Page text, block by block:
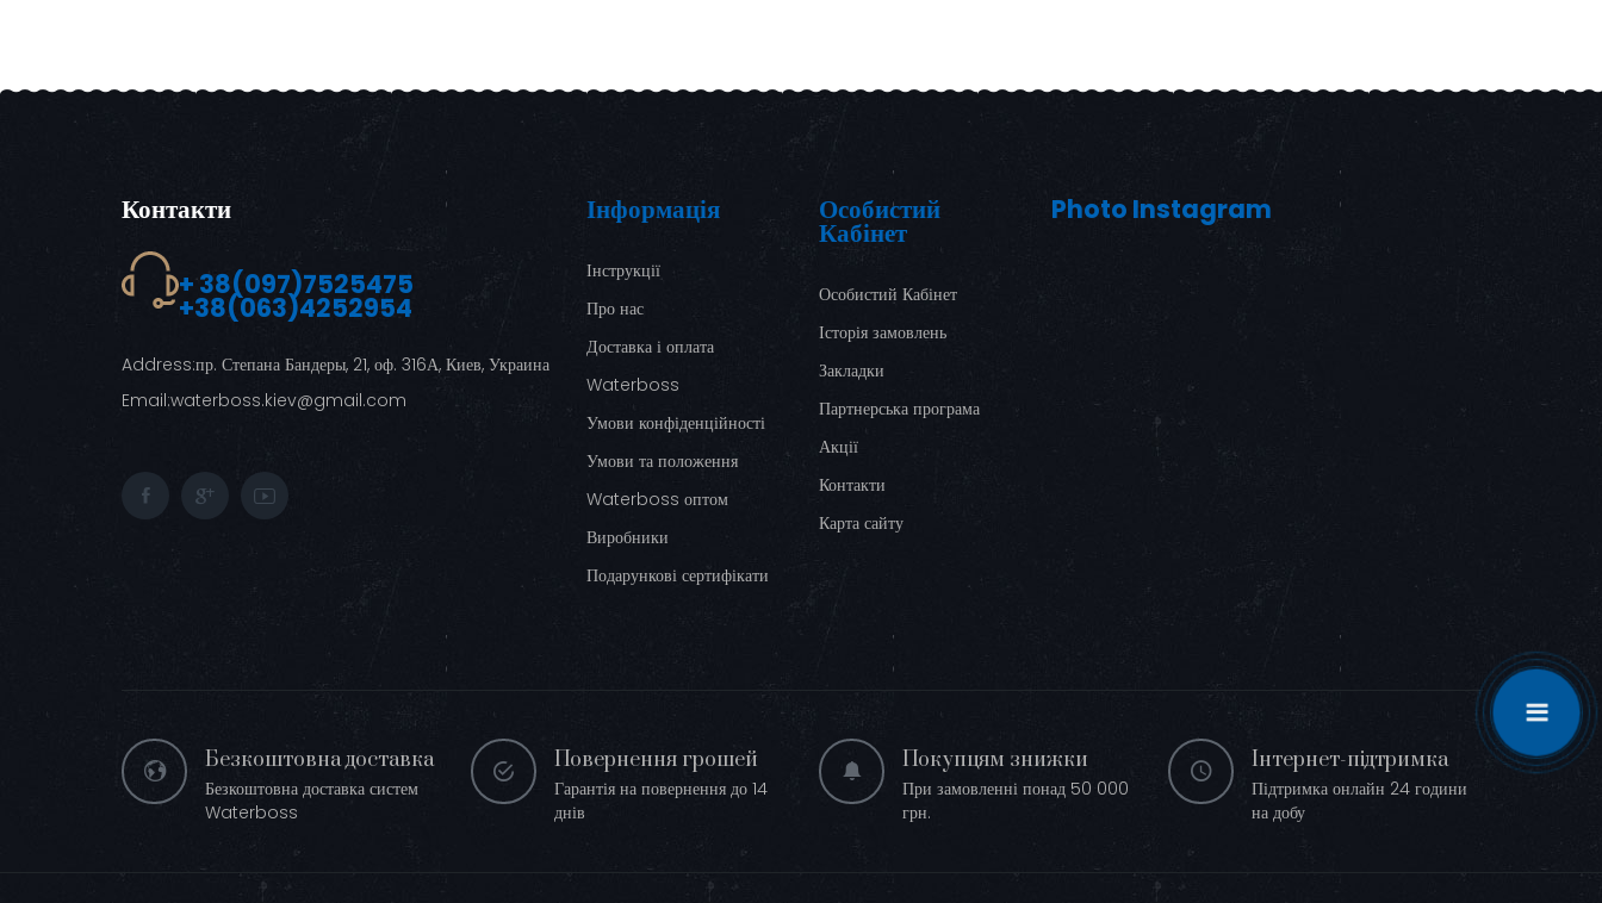
Контакти
+ 38(097)7525475
+38(063)4252954
Address:пр. Степана Бандеры, 21, оф. 316А, Киев, Украина
Email:waterboss.kiev@gmail.com
Інформація
Інструкції
Про нас
Доставка і оплата
Waterboss
Умови конфіденційності
Умови та положення
Waterboss оптом
Виробники
Подарункові сертифікати
Особистий
Кабінет
Особистий Кабінет
Історія замовлень
Закладки
Партнерська програма
Акції
Контакти
Карта сайту
Photo Instagram
Безкоштовна доставка
Безкоштовна доставка систем
Waterboss
Повернення грошей
Гарантія на повернення до 14
днів
Покупцям знижки
При замовленні понад 50 000
грн.
Інтернет-підтримка
Підтримка онлайн 24 години
на добу